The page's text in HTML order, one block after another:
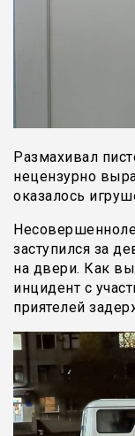
Размахивал
нецензурно
оказалось
заступился за
на двери. Как
инцидент с
приятелей